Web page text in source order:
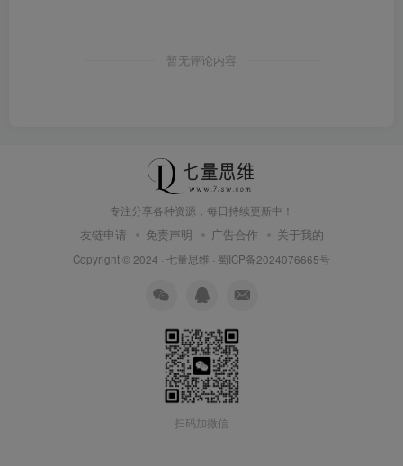
暂无评论内容
专注分享各种资源，每日持续更新中！
友链申请 免责声明 广告合作 关于我的
Copyright © 2024 · 七量思维 · 蜀ICP备2024076665号
扫码加微信